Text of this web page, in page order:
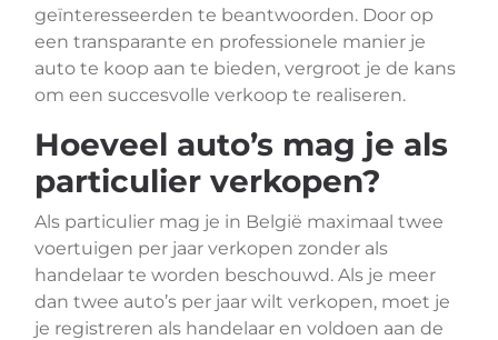
geïnteresseerden te beantwoorden. Door op
een transparante en professionele manier je
auto te koop aan te bieden, vergroot je de kans
om een succesvolle verkoop te realiseren.
Hoeveel auto’s mag je als
particulier verkopen?
Als particulier mag je in België maximaal twee
voertuigen per jaar verkopen zonder als
handelaar te worden beschouwd. Als je meer
dan twee auto’s per jaar wilt verkopen, moet je
je registreren als handelaar en voldoen aan de